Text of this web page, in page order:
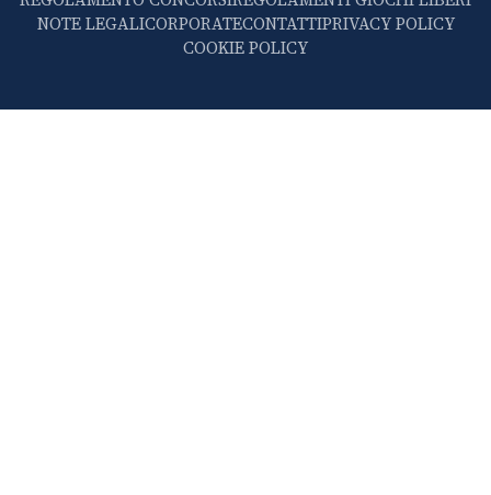
NOTE LEGALICORPORATECONTATTIPRIVACY POLICY
COOKIE POLICY